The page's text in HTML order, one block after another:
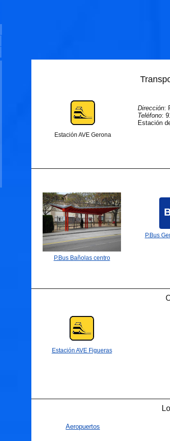
Estación AVE Gerona
Dirección:
Teléfono:
Estación
P.Bus Bañolas centro
P.Bus
Estación AVE Figueras
Aeropuertos